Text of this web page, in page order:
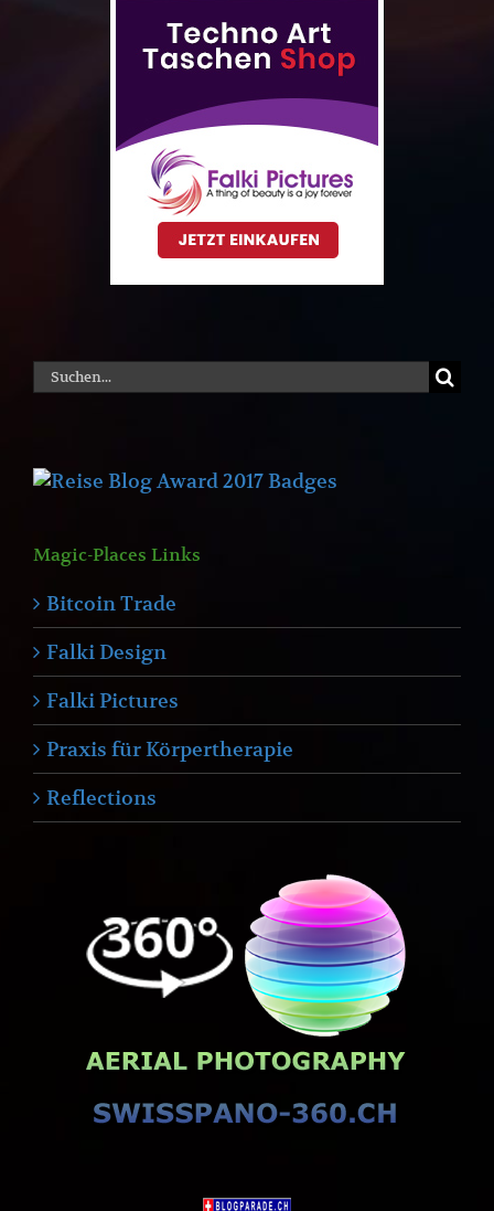
Suche
nach:
Magic-Places Links
Bitcoin Trade
Falki Design
Falki Pictures
Praxis für Körpertherapie
Reflections